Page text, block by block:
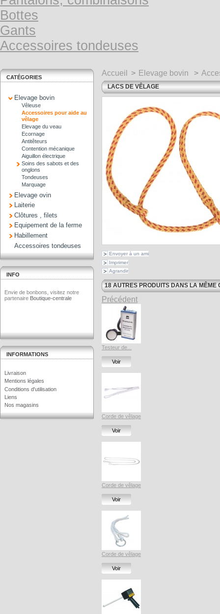
Bottes
Gants
Accessoires tondeuses
CATÉGORIES
Elevage bovin
Vêleuse
Accessoires pour aide au
vêlage
Elevage du veau
Ecornage
Antitêteurs
Contention mécanique
Aiguillon électrique
Soins des sabots et des
onglons
Tondeuses
Marquage
Elevage ovin
Laiterie
Clôtures , filets
Equipement de la ferme
Habillement
Accessoires tondeuses
INFO
Envie de bonbons, visitez notre
partenaireBoutique-centrale
INFORMATIONS
Livraison
Mentions légales
Conditions d'utilisation
Liens
Nos magasins
Accueil > Elevage bovin >
LACS DE VÊLAGE
Envoyer à un ami
Imprimer
Agrandir
18 AUTRES PRODUITS DANS LA MÊME
Précédent
Testeur de...
Voir
Corde de vêlage
Voir
Corde de vêlage
Voir
Corde de vêlage
Voir